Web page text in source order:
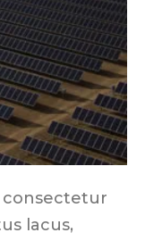
consectetur
lacus,